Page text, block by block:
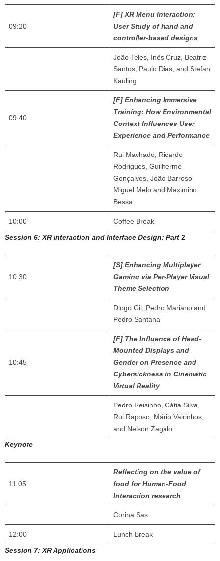
09:20
[F] XR Menu Interaction:
User Study of hand and
controller-based designs
João Teles, Inês Cruz, Beatriz
Santos, Paulo Dias, and Stefan
Kauling
09:40
[F] Enhancing Immersive
Training: How Environmental
Context Influences User
Experience and Performance
Rui Machado, Ricardo
Rodrigues, Guilherme
Gonçalves, João Barroso,
Miguel Melo and Maximino
Bessa
10:00
Coffee Break
Session 6: XR Interaction and Interface Design: Part 2
10:30
[S] Enhancing Multiplayer
Gaming via Per-Player Visual
Theme Selection
Diogo Gil, Pedro Mariano and
Pedro Santana
10:45
[F] The Influence of Head-
Mounted Displays and
Gender on Presence and
Cybersickness in Cinematic
Virtual Reality
Pedro Reisinho, Cátia Silva,
Rui Raposo, Mário Vairinhos,
and Nelson Zagalo
Keynote
11:05
Reflecting on the value of
food for Human-Food
Interaction research
Corina Sas
12:00
Lunch Break
Session 7: XR Applications